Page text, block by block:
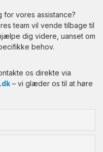
for vores assistance?
team vil vende tilbage til
dig videre, uanset om
behov.
os direkte via
– vi glæder os til at høre